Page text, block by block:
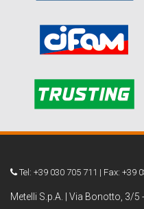
Tel: +39 030 705 711 | Fax: +39
Metelli S.p.A. | Via Bonotto, 3/